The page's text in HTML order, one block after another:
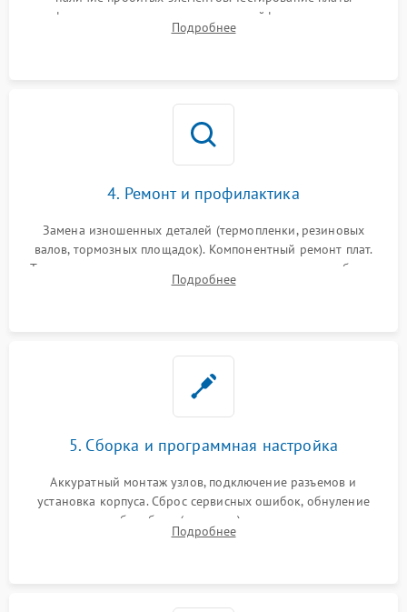
форматирования, целостности шлейфов, контактов
картриджа и оптопар (датчиков прохождения и наличия
Подробнее
4. Ремонт и профилактика
Замена изношенных деталей (термопленки, резиновых
валов, тормозных площадок). Компонентный ремонт плат.
Тщательная очистка тракта печати, контактов и линз блока
лазера (LSU) от просыпанного тонера и пыли.
Подробнее
5. Сборка и программная настройка
Аккуратный монтаж узлов, подключение разъемов и
установка корпуса. Сброс сервисных ошибок, обнуление
счетчиков абсорбера (памперса) или узла переноса,
обновление прошивки и программная калибровка аппарата.
Подробнее